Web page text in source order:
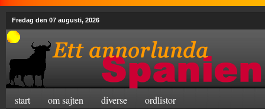
Fredag den 07 augusti, 2026
start om sajten diverse ordlistor